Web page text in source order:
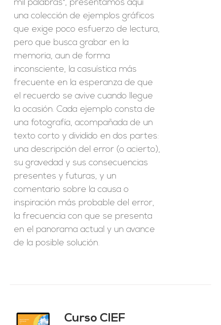
mil palabras", presentamos aquí
una colección de ejemplos gráficos
que exige poco esfuerzo de lectura,
pero que busca grabar en la
memoria, aun de forma
inconsciente, la casuística más
frecuente en la esperanza de que
el recuerdo se avive cuando llegue
la ocasión. Cada ejemplo consta de
una fotografía, acompañada de un
texto corto y dividido en dos partes:
una descripción del error (o acierto),
su gravedad y sus consecuencias
presentes y futuras, y un
comentario sobre la causa o
inspiración más probable del error,
la frecuencia con que se presenta
en el panorama actual y un avance
de la posible solución.
Curso CIEF